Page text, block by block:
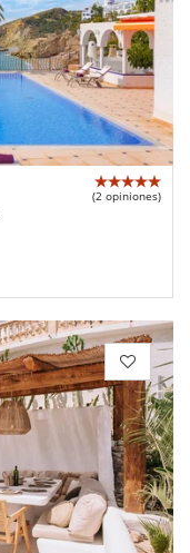
(2 opiniones)